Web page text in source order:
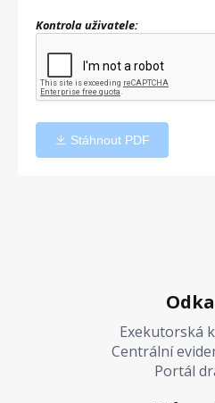
Kontrola uživatele:
Stáhnout PDF
Exekutorská
Centrální
Portál